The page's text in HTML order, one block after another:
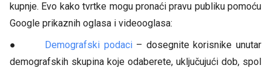
kupnje. Evo kako tvrtke mogu pronaći pravu publiku pomoću
Google prikaznih oglasa i videooglasa:
● Demografski podaci – dosegnite korisnike unutar
demografskih skupina koje odaberete, uključujući dob, spol